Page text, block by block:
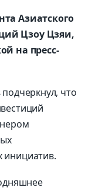
Азиатского
Цзоу Цзяи,
на пресс-
что
инициатив.